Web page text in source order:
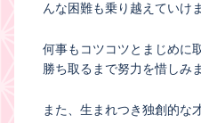
んな困難も乗り越えていけ
何事もコツコツとまじめに
勝ち取るまで努力を惜しみ
また、生まれつき独創的な